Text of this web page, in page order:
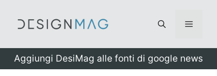
Menu
Aggiungi DesiMag alle fonti di google news